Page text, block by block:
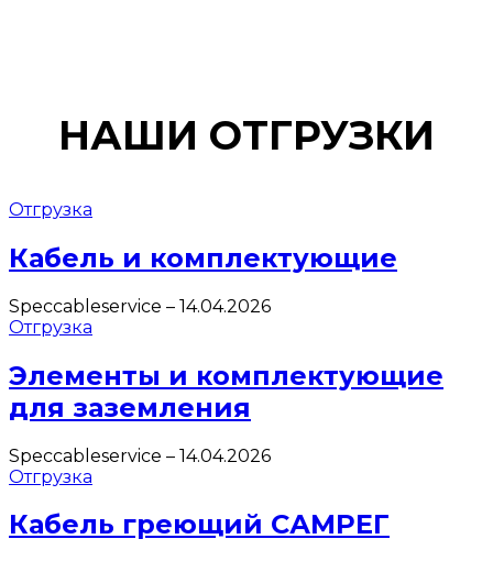
НАШИ ОТГРУЗКИ
Отгрузка
Кабель и комплектующие
Speccableservice – 14.04.2026
Отгрузка
Элементы и комплектующие
для заземления
Speccableservice – 14.04.2026
Отгрузка
Кабель греющий САМРЕГ